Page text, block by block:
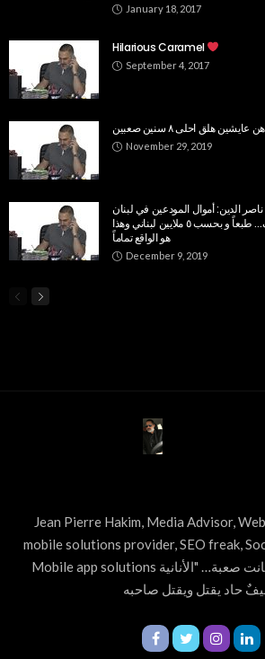
January 18, 2017
Hilarious Caramel
September 4, 2017
هلق احلى ٨ سنين صعبين
November 29, 2019
الدين: أموال المودعين في لبنان
محتجزة سياسياً لدى المصارف… طبعاً و بحسب ٥ ملايين لبناني وهذا
هو الواقع تماماً
December 9, 2019
Jean Pierre Hakim, Media Advisor,
mobile solutions provider, SEO freak,
Mobile app solutions قول الحقيقة مهما كانت صعبة… "الأنانية